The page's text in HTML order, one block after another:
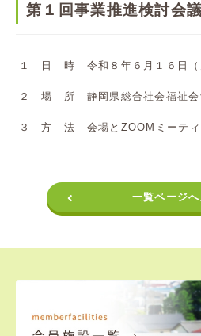
第１回事業推進検討会議
１ 日 時 令和８年６月１６日（
２ 場 所 静岡県総合社会福祉会
３ 方 法 会場とZOOMミーティ
一覧ページへ